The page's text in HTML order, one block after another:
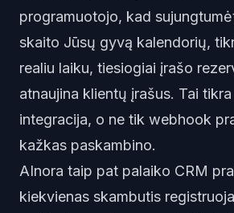
programuotojo, kad
skaito Jūsų gyvą kalendorių,
realiu laiku, tiesiogiai įrašo
atnaujina klientų įrašus. Tai
integracija, o ne tik webhook
kažkas paskambino.
AInora taip pat palaiko CRM
kiekvienas skambutis